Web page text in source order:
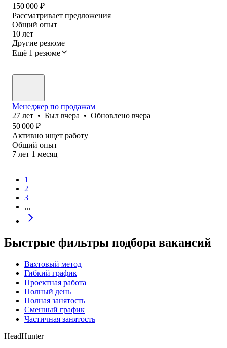
150 000 ₽
Рассматривает предложения
Общий опыт
10 лет
Другие резюме
Ещё 1 резюме
Менеджер по продажам
27 лет • Был вчера • Обновлено вчера
50 000 ₽
Активно ищет работу
Общий опыт
7 лет 1 месяц
1
2
3
...
Быстрые фильтры подбора вакансий
Вахтовый метод
Гибкий график
Проектная работа
Полный день
Полная занятость
Сменный график
Частичная занятость
HeadHunter